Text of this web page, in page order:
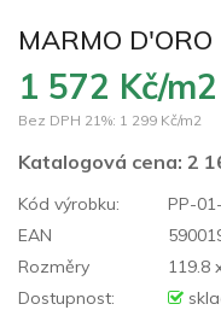
MARMO
1 572 Kč/m2
Bez DPH 21%: 1 299 Kč/m2
Katalogová cena: 2
Kód výrobku:
PP-
EAN
Rozměry
119.8
Dostupnost: